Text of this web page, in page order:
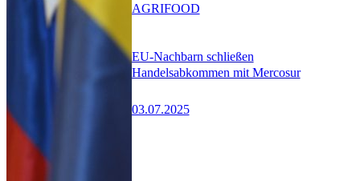
EU-Nachbarn schließen
Handelsabkommen mit Mercosur
03.07.2025
AGRIFOOD